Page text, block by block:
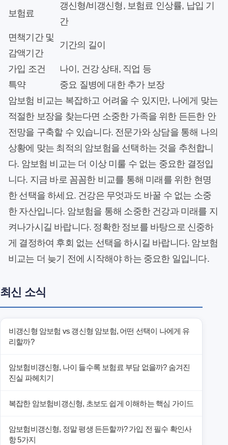
보험료
갱신형/비갱신형, 보험료 인상률, 납입 기
간
면책기간 및
감액기간
기간의 길이
가입 조건
나이, 건강 상태, 직업 등
특약
중요 질병에 대한 추가 보장
암보험 비교는 복잡하고 어려울 수 있지만, 나에게 맞는
적절한 보장을 찾는다면 소중한 가족을 위한 든든한 안
전망을 구축할 수 있습니다. 전문가와 상담을 통해 나의
상황에 맞는 최적의 암보험을 선택하는 것을 추천합니
다. 암보험 비교는 더 이상 미룰 수 없는 중요한 결정입
니다. 지금 바로 꼼꼼한 비교를 통해 미래를 위한 현명
한 선택을 하세요. 건강은 무엇과도 바꿀 수 없는 소중
한 자산입니다. 암보험을 통해 소중한 건강과 미래를 지
켜나가시길 바랍니다. 정확한 정보를 바탕으로 신중하
게 결정하여 후회 없는 선택을 하시길 바랍니다. 암보험
비교는 더 늦기 전에 시작해야 하는 중요한 일입니다.
최신 소식
비갱신형 암보험 vs 갱신형 암보험, 어떤 선택이 나에게 유
리할까?
암보험비갱신형, 나이 들수록 보험료 부담 없을까? 숨겨진
진실 파헤치기
복잡한 암보험비갱신형, 초보도 쉽게 이해하는 핵심 가이드
암보험비갱신형, 정말 평생 든든할까? 가입 전 필수 확인사
항 5가지